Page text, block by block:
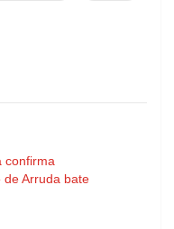
confirma
de Arruda bate